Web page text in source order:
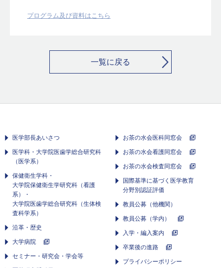
プログラム及び資料はこちら
一覧に戻る
医学部長あいさつ
医学科・大学院医歯学総合研究科
（医学系）
保健衛生学科・
大学院保健衛生学研究科（看護
系）・
大学院医歯学総合研究科（生体検
査科学系）
沿革・歴史
大学病院
セミナー・研究会・学会等
お茶の水会医科同窓会
お茶の水会看護同窓会
お茶の水会検査同窓会
国際基準に基づく医学教育
分野別認証評価
教員公募（他機関）
教員公募（学内）
入学・編入案内
卒業後の進路
プライバシーポリシー